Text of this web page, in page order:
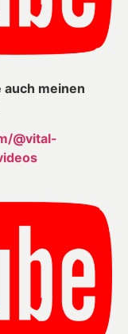
auch meinen
@vital-